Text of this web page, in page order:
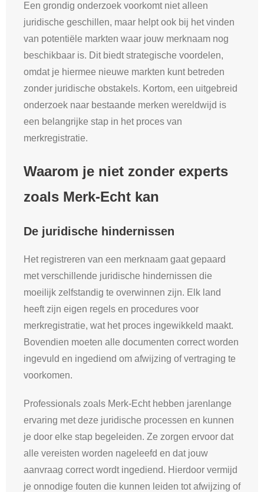
Een grondig onderzoek voorkomt niet alleen
juridische geschillen, maar helpt ook bij het vinden
van potentiële markten waar jouw merknaam nog
beschikbaar is. Dit biedt strategische voordelen,
omdat je hiermee nieuwe markten kunt betreden
zonder juridische obstakels. Kortom, een uitgebreid
onderzoek naar bestaande merken wereldwijd is
een belangrijke stap in het proces van
merkregistratie.
Waarom je niet zonder experts
zoals Merk-Echt kan
De juridische hindernissen
Het registreren van een merknaam gaat gepaard
met verschillende juridische hindernissen die
moeilijk zelfstandig te overwinnen zijn. Elk land
heeft zijn eigen regels en procedures voor
merkregistratie, wat het proces ingewikkeld maakt.
Bovendien moeten alle documenten correct worden
ingevuld en ingediend om afwijzing of vertraging te
voorkomen.
Professionals zoals Merk-Echt hebben jarenlange
ervaring met deze juridische processen en kunnen
je door elke stap begeleiden. Ze zorgen ervoor dat
alle vereisten worden nageleefd en dat jouw
aanvraag correct wordt ingediend. Hierdoor vermijd
je onnodige fouten die kunnen leiden tot afwijzing of